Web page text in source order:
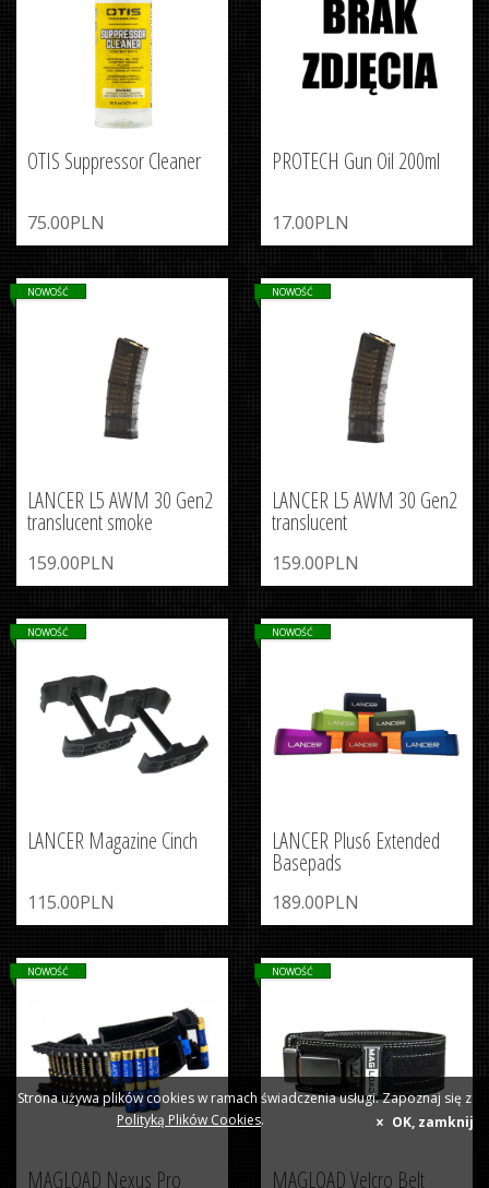
OTIS Suppressor Cleaner
75.00PLN
PROTECH Gun Oil 200ml
17.00PLN
LANCER L5 AWM 30 Gen2
translucent smoke
159.00PLN
NOWOŚĆ
LANCER L5 AWM 30 Gen2
translucent
159.00PLN
NOWOŚĆ
LANCER Magazine Cinch
115.00PLN
NOWOŚĆ
LANCER Plus6 Extended
Basepads
189.00PLN
NOWOŚĆ
MAGLOAD Nexus Pro
NOWOŚĆ
MAGLOAD Velcro Belt
NOWOŚĆ
Strona używa plików cookies w ramach świadczenia usługi. Zapoznaj się z
Polityką Plików Cookies. OK, zamknij